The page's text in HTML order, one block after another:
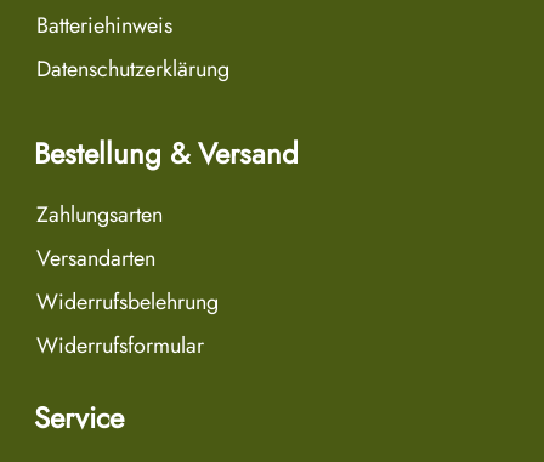
Batteriehinweis
Datenschutzerklärung
Bestellung & Versand
Zahlungsarten
Versandarten
Widerrufsbelehrung
Widerrufsformular
Service